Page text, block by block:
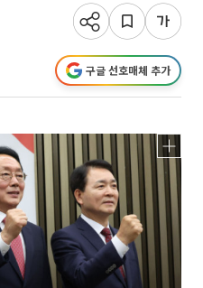
구글 선호매체 추가